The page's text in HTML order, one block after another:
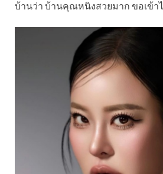
บ้านว่า บ้านคุณหนิงสวยมาก ขอเข้า